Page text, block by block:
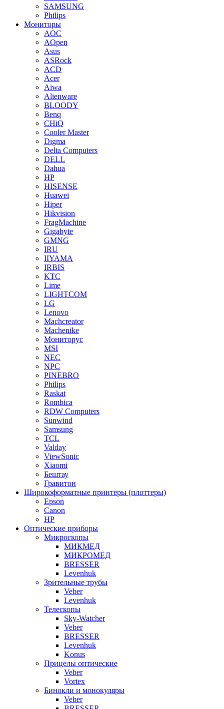
SAMSUNG
Philips
Мониторы
AOC
AOpen
Asus
ASRock
ACD
Acer
Aiwa
Alienware
BLOODY
Benq
CHiQ
Cooler Master
Digma
Delta Computers
DELL
Dahua
HP
HISENSE
Huawei
Hiper
Hikvision
FragMachine
Gigabyte
GMNG
IRU
IIYAMA
IRBIS
KTC
Lime
LIGHTCOM
LG
Lenovo
Machcreator
Machenike
Мониторус
MSI
NEC
NPC
PINEBRO
Philips
Raskat
Rombica
RDW Computers
Sunwind
Samsung
TCL
Valday
ViewSonic
Xiaomi
Бештау
Гравитон
Широкоформатные принтеры (плоттеры)
Epson
Canon
HP
Оптические приборы
Микроскопы
МИКМЕД
МИКРОМЕД
BRESSER
Levenhuk
Зрительные трубы
Veber
Levenhuk
Телескопы
Sky-Watcher
Veber
BRESSER
Levenhuk
Konus
Прицелы оптические
Veber
Vortex
Бинокли и монокуляры
Veber